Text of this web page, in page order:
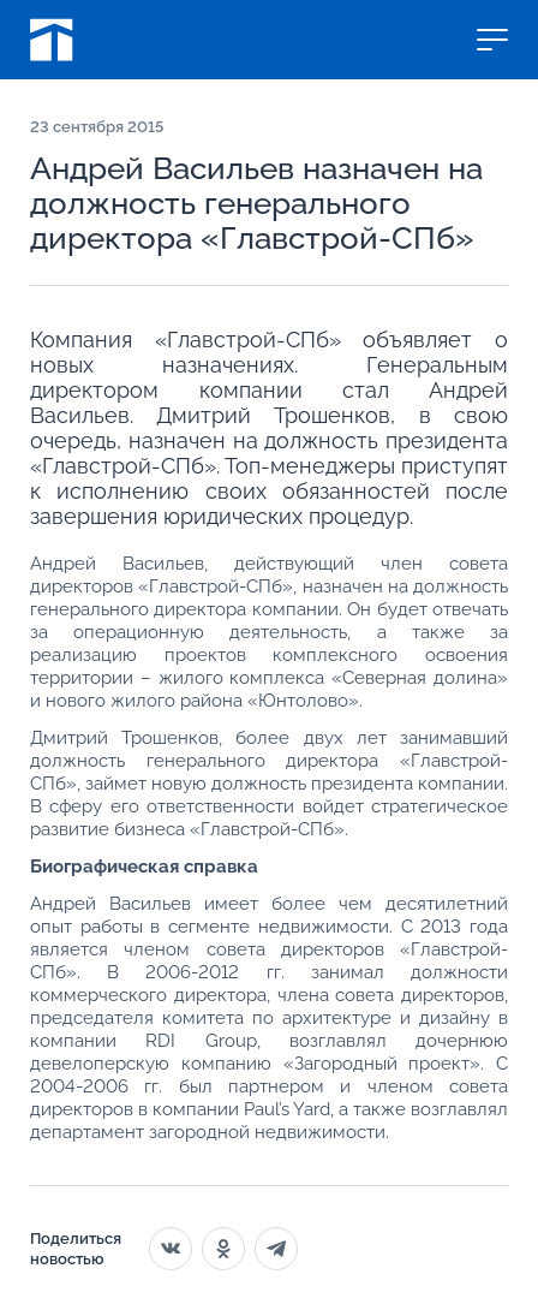
23 сентября 2015
Андрей Васильев назначен на
должность генерального
директора «Главстрой-СПб»
Компания «Главстрой-СПб» объявляет о
новых назначениях. Генеральным
директором компании стал Андрей
Васильев. Дмитрий Трошенков, в свою
очередь, назначен на должность президента
«Главстрой-СПб». Топ-менеджеры приступят
к исполнению своих обязанностей после
завершения юридических процедур.
Андрей Васильев, действующий член совета
директоров «Главстрой-СПб», назначен на должность
генерального директора компании. Он будет отвечать
за операционную деятельность, а также за
реализацию проектов комплексного освоения
территории – жилого комплекса «Северная долина»
и нового жилого района «Юнтолово».
Дмитрий Трошенков, более двух лет занимавший
должность генерального директора «Главстрой-
СПб», займет новую должность президента компании.
В сферу его ответственности войдет стратегическое
развитие бизнеса «Главстрой-СПб».
Биографическая справка
Андрей Васильев имеет более чем десятилетний
опыт работы в сегменте недвижимости. С 2013 года
является членом совета директоров «Главстрой-
СПб». В 2006-2012 гг. занимал должности
коммерческого директора, члена совета директоров,
председателя комитета по архитектуре и дизайну в
компании RDI Group, возглавлял дочернюю
девелоперскую компанию «Загородный проект». С
2004-2006 гг. был партнером и членом совета
директоров в компании Paul’s Yard, а также возглавлял
департамент загородной недвижимости.
Поделиться
новостью